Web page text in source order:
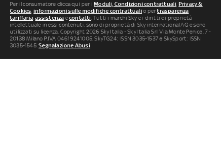
Per il consumatore clicca qui per iModuli, Condizioni contrattuali, Privacy &
Cookies, informazioni sulle modifiche contrattuali o pertrasparenza
tariffaria,assistenza econtatti. Tutti i marchi Sky e i diritti di proprietà
intellettuale in essi contenuti, sono di proprietà di Sky international AG e sono
utilizzati su licenza. Copyright 2026 Sky Italia - Sky Italia Srl Via Monte Penice, 7 -
20138 Milano P.IVA 04619241005. SkyTG24: ISSN 3035-1537 e SkySport: ISSN
3035-1545.Segnalazione Abusi